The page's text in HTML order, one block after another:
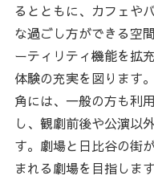
るとともに、カフェや
な過ごし方ができる空
ーティリティ機能を拡
体験の充実を図ります
角には、一般の方も利
し、観劇前後や公演以
す。劇場と日比谷の街
まれる劇場を目指します